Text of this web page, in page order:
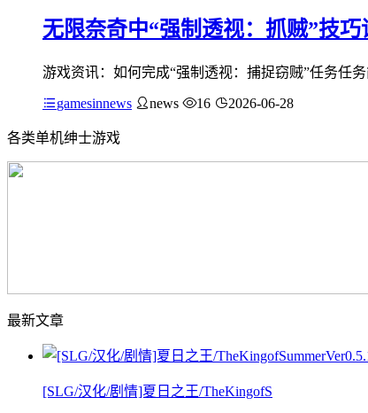
无限奈奇中“强制透视：抓贼”技
游戏资讯：如何完成“强制透视：捕捉窃贼”任务任
gamesinnews news 16 2026-06-28
各类单机绅士游戏
最新文章
[SLG/汉化/剧情]夏日之王/TheKingofS